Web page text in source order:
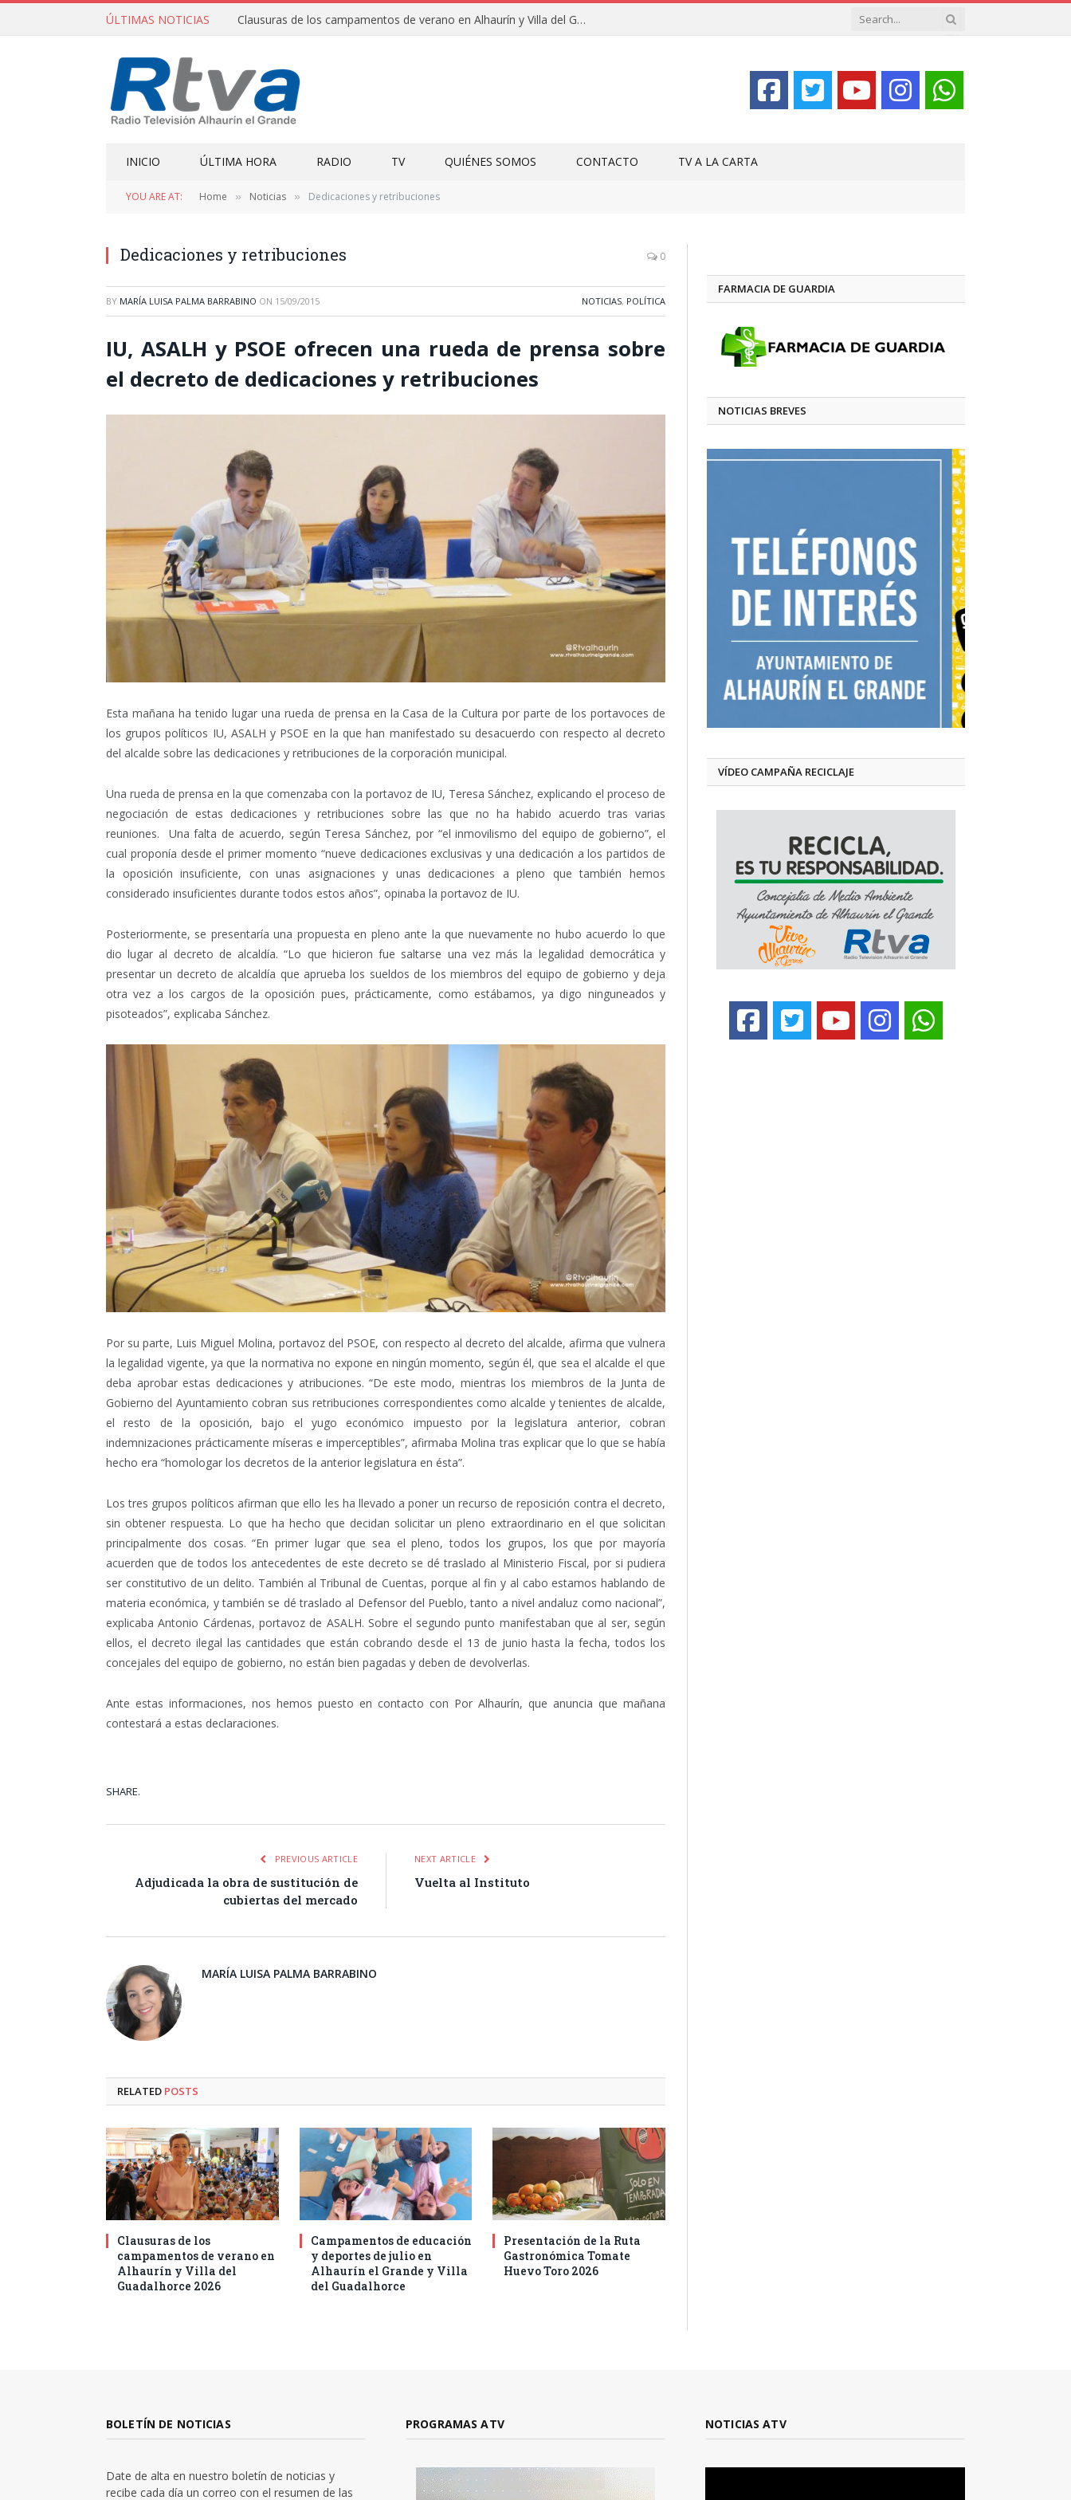
ÚLTIMAS NOTICIAS Clausuras de los campamentos de verano en Alhaurín y Villa del Guadalhorce 2026
INICIO ÚLTIMA HORA RADIO TV QUIÉNES SOMOS CONTACTO TV A LA CARTA
YOU ARE AT: Home » Noticias » Dedicaciones y retribuciones
Dedicaciones y retribuciones 0
BY MARÍA LUISA PALMA BARRABINO ON 15/09/2015 NOTICIAS, POLÍTICA
IU, ASALH y PSOE ofrecen una rueda de prensa sobre
el decreto de dedicaciones y retribuciones
Esta mañana ha tenido lugar una rueda de prensa en la Casa de la Cultura por parte de los portavoces de
los grupos políticos IU, ASALH y PSOE en la que han manifestado su desacuerdo con respecto al decreto
del alcalde sobre las dedicaciones y retribuciones de la corporación municipal.
Una rueda de prensa en la que comenzaba con la portavoz de IU, Teresa Sánchez, explicando el proceso de
negociación de estas dedicaciones y retribuciones sobre las que no ha habido acuerdo tras varias
reuniones. Una falta de acuerdo, según Teresa Sánchez, por “el inmovilismo del equipo de gobierno”, el
cual proponía desde el primer momento “nueve dedicaciones exclusivas y una dedicación a los partidos de
la oposición insuficiente, con unas asignaciones y unas dedicaciones a pleno que también hemos
considerado insuficientes durante todos estos años”, opinaba la portavoz de IU.
Posteriormente, se presentaría una propuesta en pleno ante la que nuevamente no hubo acuerdo lo que
dio lugar al decreto de alcaldía. “Lo que hicieron fue saltarse una vez más la legalidad democrática y
presentar un decreto de alcaldía que aprueba los sueldos de los miembros del equipo de gobierno y deja
otra vez a los cargos de la oposición pues, prácticamente, como estábamos, ya digo ninguneados y
pisoteados”, explicaba Sánchez.
Por su parte, Luis Miguel Molina, portavoz del PSOE, con respecto al decreto del alcalde, afirma que vulnera
la legalidad vigente, ya que la normativa no expone en ningún momento, según él, que sea el alcalde el que
deba aprobar estas dedicaciones y atribuciones. “De este modo, mientras los miembros de la Junta de
Gobierno del Ayuntamiento cobran sus retribuciones correspondientes como alcalde y tenientes de alcalde,
el resto de la oposición, bajo el yugo económico impuesto por la legislatura anterior, cobran
indemnizaciones prácticamente míseras e imperceptibles”, afirmaba Molina tras explicar que lo que se había
hecho era “homologar los decretos de la anterior legislatura en ésta”.
Los tres grupos políticos afirman que ello les ha llevado a poner un recurso de reposición contra el decreto,
sin obtener respuesta. Lo que ha hecho que decidan solicitar un pleno extraordinario en el que solicitan
principalmente dos cosas. “En primer lugar que sea el pleno, todos los grupos, los que por mayoría
acuerden que de todos los antecedentes de este decreto se dé traslado al Ministerio Fiscal, por si pudiera
ser constitutivo de un delito. También al Tribunal de Cuentas, porque al fin y al cabo estamos hablando de
materia económica, y también se dé traslado al Defensor del Pueblo, tanto a nivel andaluz como nacional”,
explicaba Antonio Cárdenas, portavoz de ASALH. Sobre el segundo punto manifestaban que al ser, según
ellos, el decreto ilegal las cantidades que están cobrando desde el 13 de junio hasta la fecha, todos los
concejales del equipo de gobierno, no están bien pagadas y deben de devolverlas.
Ante estas informaciones, nos hemos puesto en contacto con Por Alhaurín, que anuncia que mañana
contestará a estas declaraciones.
SHARE.
PREVIOUS ARTICLE
Adjudicada la obra de sustitución de
cubiertas del mercado
NEXT ARTICLE
Vuelta al Instituto
MARÍA LUISA PALMA BARRABINO
RELATED POSTS
Clausuras de los
campamentos de verano en
Alhaurín y Villa del
Guadalhorce 2026
Campamentos de educación
y deportes de julio en
Alhaurín el Grande y Villa
del Guadalhorce
Presentación de la Ruta
Gastronómica Tomate
Huevo Toro 2026
FARMACIA DE GUARDIA
NOTICIAS BREVES
VÍDEO CAMPAÑA RECICLAJE
BOLETÍN DE NOTICIAS
Date de alta en nuestro boletín de noticias y
recibe cada día un correo con el resumen de las
PROGRAMAS ATV NOTICIAS ATV